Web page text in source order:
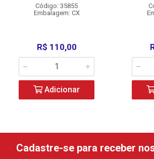
Código: 35855
Embalagem: CX
R$ 110,00
Adicionar
Cadastre-se para receber